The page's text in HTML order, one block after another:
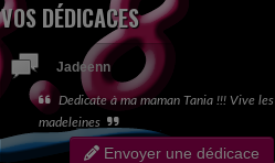
VOS DÉDICACES
Jadeenn
Dedicate à ma maman Tania !!! Vive les
madeleines
Envoyer une dédicace